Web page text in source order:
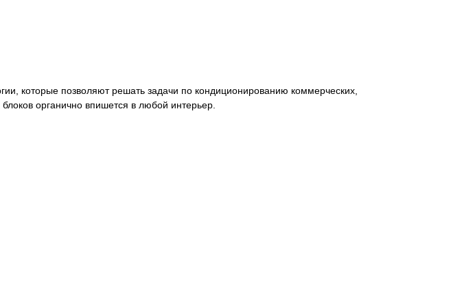
которые позволяют решать задачи по кондиционированию коммерческих,
органично впишется в любой интерьер.